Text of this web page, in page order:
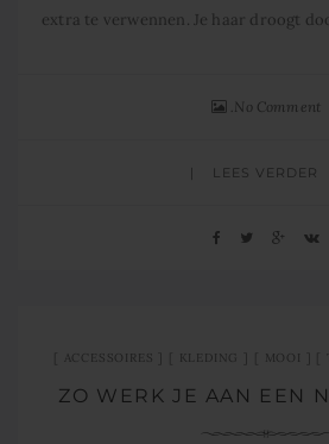
extra te verwennen. Je haar droogt
No Comment
LEES VERDER
ACCESSOIRES KLEDING MOOI
ZO WERK JE AAN EEN